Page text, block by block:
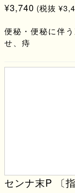
¥3,740 (税抜
便秘・便秘に伴
せ、痔
センナ末P 〔